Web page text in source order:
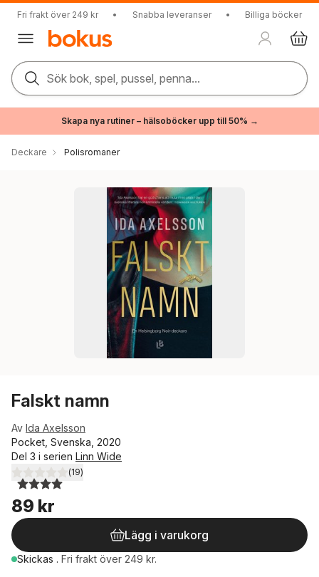
Fri frakt över 249 kr • Snabba leveranser • Billiga böcker
Sök bok, spel, pussel, penna...
Skapa nya rutiner – hälsoböcker upp till 50% →
Deckare Polisromaner
Falskt namn
Av Ida Axelsson
Pocket, Svenska, 2020
Del 3 i serien Linn Wide
4,0utav 5 stjärnor. Totalt antal röster:
(19)
89 kr
Lägg i varukorg
Skickas . Fri frakt över 249 kr.